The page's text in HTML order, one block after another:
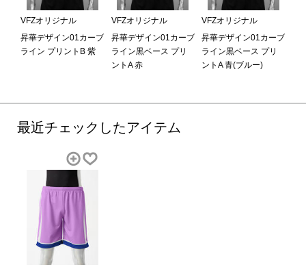
VFZオリジナル
昇華デザイン01カーブ
ライン プリントB 紫
VFZオリジナル
昇華デザイン01カーブ
ライン黒ベース プリ
ントA 赤
VFZオリジナル
昇華デザイン01カーブ
ライン黒ベース プリ
ントA 青(ブルー)
最近チェックしたアイテム